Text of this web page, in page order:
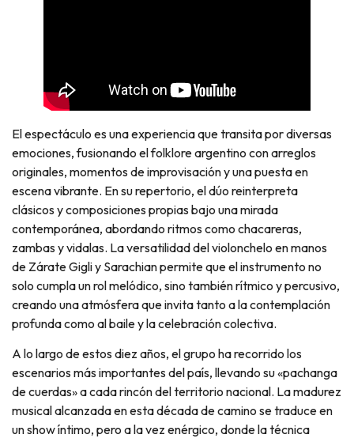
El espectáculo es una experiencia que transita por diversas
emociones, fusionando el folklore argentino con arreglos
originales, momentos de improvisación y una puesta en
escena vibrante. En su repertorio, el dúo reinterpreta
clásicos y composiciones propias bajo una mirada
contemporánea, abordando ritmos como chacareras,
zambas y vidalas. La versatilidad del violonchelo en manos
de Zárate Gigli y Sarachian permite que el instrumento no
solo cumpla un rol melódico, sino también rítmico y percusivo,
creando una atmósfera que invita tanto a la contemplación
profunda como al baile y la celebración colectiva.
A lo largo de estos diez años, el grupo ha recorrido los
escenarios más importantes del país, llevando su «pachanga
de cuerdas» a cada rincón del territorio nacional. La madurez
musical alcanzada en esta década de camino se traduce en
un show íntimo, pero a la vez enérgico, donde la técnica